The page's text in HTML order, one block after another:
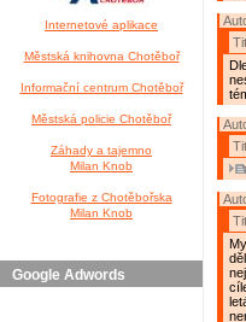
Internetové aplikace
Městská knihovna Chotěboř
Informační centrum Chotěboř
Městská policie Chotěboř
Záhady a tajemno
Milan Knob
Fotografie z Chotěbořska
Milan Knob
Google Adwords